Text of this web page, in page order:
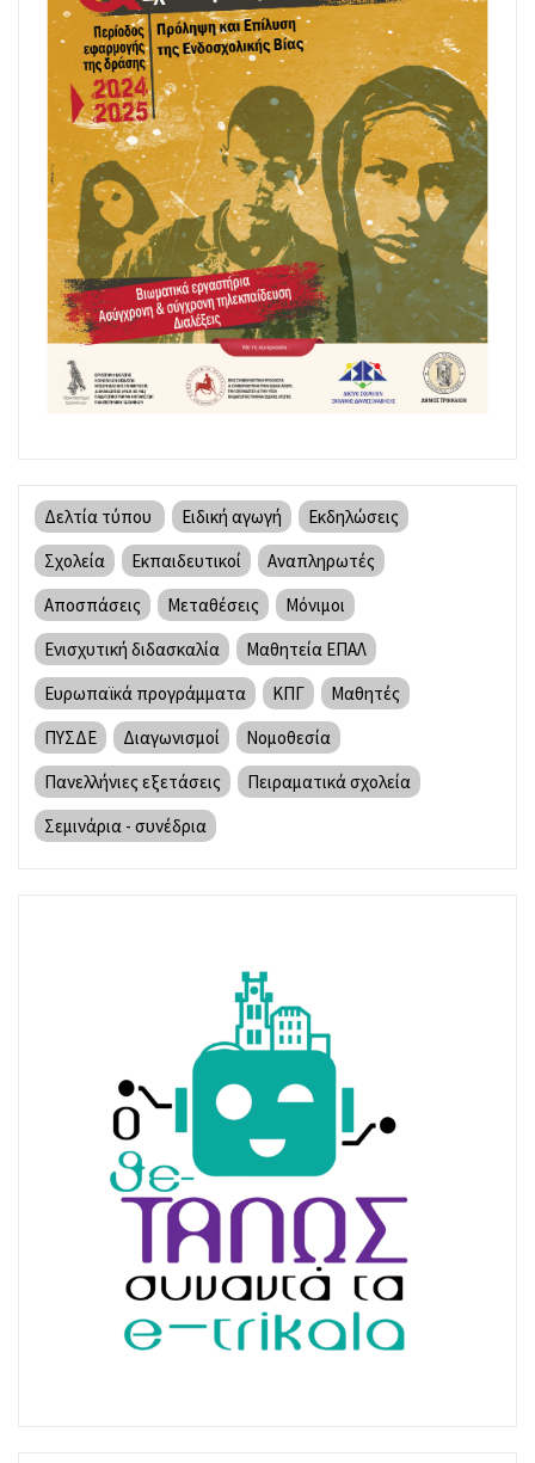
Δελτία τύπου Ειδική αγωγή
Εκδηλώσεις
Σχολεία
Εκπαιδευτικοί
Αναπληρωτές
Αποσπάσεις
Μεταθέσεις
Μόνιμοι
Ενισχυτική διδασκαλία
Μαθητεία ΕΠΑΛ
Ευρωπαϊκά προγράμματα
ΚΠΓ
Μαθητές
ΠΥΣΔΕ
Διαγωνισμοί
Νομοθεσία
Πανελλήνιες εξετάσεις
Πειραματικά σχολεία
Σεμινάρια - συνέδρια